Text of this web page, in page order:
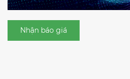
Nhận báo giá